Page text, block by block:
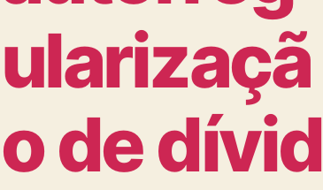
ularizaçã
o de dívid